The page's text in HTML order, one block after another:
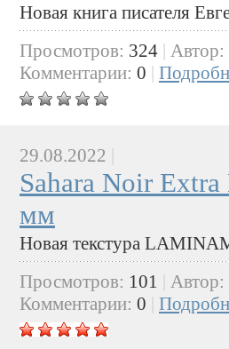
Новая книга писателя
Просмотров: 324 | Автор:
Комментарии: 0 |
29.08.2022
Sahara Noir
мм
Новая текстура
Просмотров: 101 Автор:
Комментарии: 0